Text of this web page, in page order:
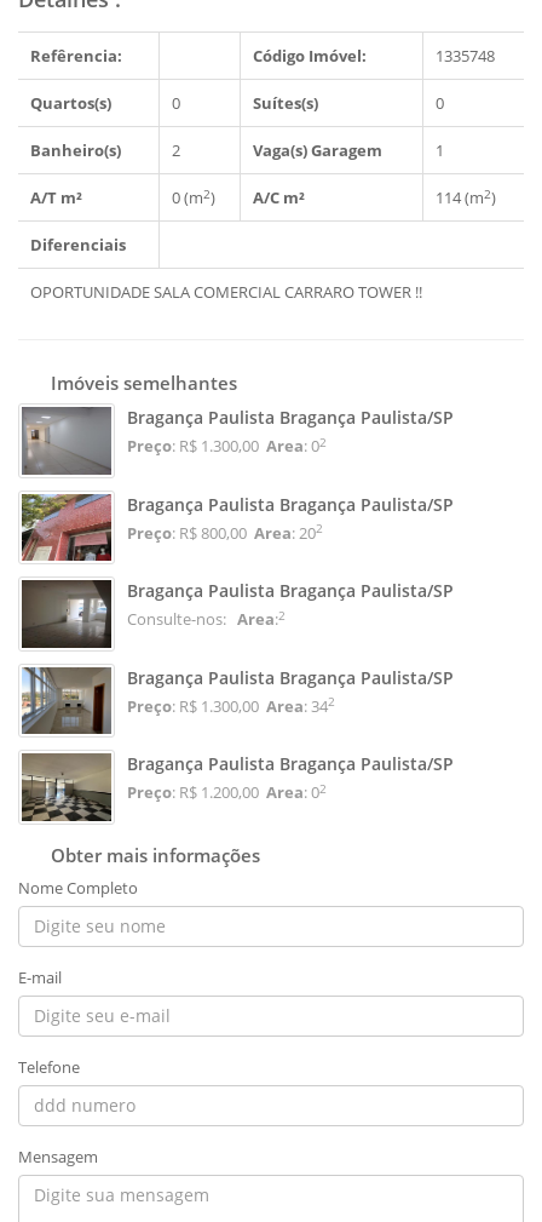
Refêrencia: Código Imóvel: 1335748
Quartos(s) 0 Suítes(s) 0
Banheiro(s) 2 Vaga(s) Garagem 1
A/T m² 0 (m2) A/C m² 114 (m2)
Diferenciais
OPORTUNIDADE SALA COMERCIAL CARRARO TOWER !!
Imóveis semelhantes
Bragança Paulista Bragança Paulista/SP
Preço: R$ 1.300,00 Area: 02
Bragança Paulista Bragança Paulista/SP
Preço: R$ 800,00 Area: 202
Bragança Paulista Bragança Paulista/SP
Consulte-nos: Area:2
Bragança Paulista Bragança Paulista/SP
Preço: R$ 1.300,00 Area: 342
Bragança Paulista Bragança Paulista/SP
Preço: R$ 1.200,00 Area: 02
Obter mais informações
Nome Completo
E-mail
Telefone
Mensagem